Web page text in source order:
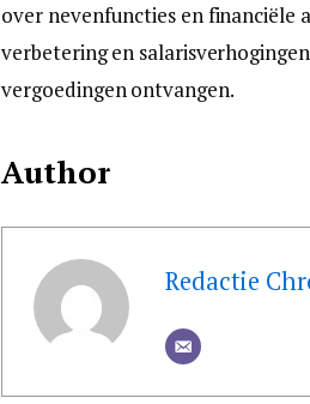
over nevenfuncties en financiële
verbetering en
vergoedingen ontvangen.
Author
Redactie